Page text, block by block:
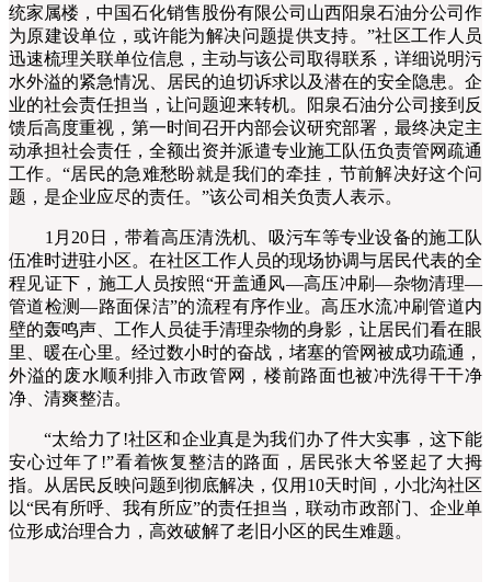
统家属楼，中国石化销售股份有限公司山西阳泉石油分公司作
为原建设单位，或许能为解决问题提供支持。”社区工作人员
迅速梳理关联单位信息，主动与该公司取得联系，详细说明污
水外溢的紧急情况、居民的迫切诉求以及潜在的安全隐患。 企
业的社会责任担当，让问题迎来转机。阳泉石油分公司接到反
馈后高度重视，第一时间召开内部会议研究部署，最终决定主
动承担社会责任，全额出资并派遣专业施工队伍负责管网疏通
工作。“居民的急难愁盼就是我们的牵挂，节前解决好这个问
题，是企业应尽的责任。”该公司相关负责人表示。
1月20日，带着高压清洗机、吸污车等专业设备的施工队
伍准时进驻小区。在社区工作人员的现场协调与居民代表的全
程见证下，施工人员按照“开盖通风—高压冲刷—杂物清理—
管道检测—路面保洁”的流程有序作业。高压水流冲刷管道内
壁的轰鸣声、工作人员徒手清理杂物的身影，让居民们看在眼
里、暖在心里。经过数小时的奋战，堵塞的管网被成功疏通，
外溢的废水顺利排入市政管网，楼前路面也被冲洗得干干净
净、清爽整洁。
“太给力了!社区和企业真是为我们办了件大实事，这下能
安心过年了!”看着恢复整洁的路面，居民张大爷竖起了大拇
指。从居民反映问题到彻底解决，仅用10天时间，小北沟社区
以“民有所呼、我有所应”的责任担当，联动市政部门、企业单
位形成治理合力，高效破解了老旧小区的民生难题。